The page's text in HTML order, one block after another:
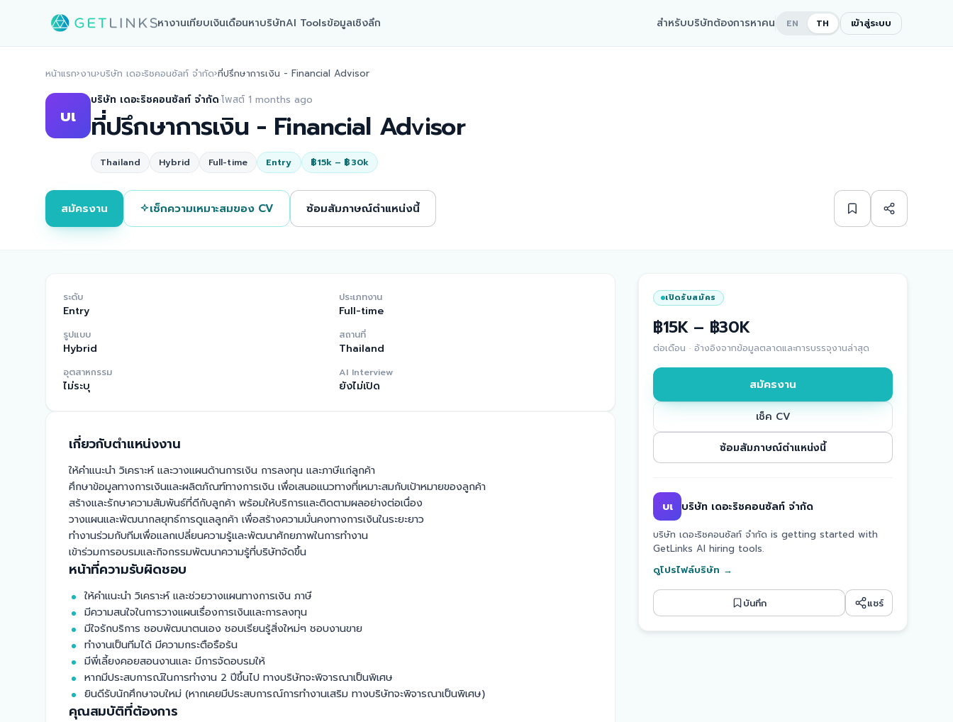
หางานเทียบเงินเดือนหาบริษัทAI Toolsข้อมูลเชิงลึก สำหรับบริษัทต้องการหาคน EN TH เข้าสู่ระบบ
หน้าแรก›งาน›บริษัท เดอะริชคอนซัลท์ จำกัด›ที่ปรึกษาการเงิน - Financial Advisor
บเ
บริษัท เดอะริชคอนซัลท์ จำกัด·โพสต์ 1 months ago
ที่ปรึกษาการเงิน - Financial Advisor
Thailand Hybrid Full-time Entry ฿15k – ฿30k
สมัครงาน เช็กความเหมาะสมของ CV ซ้อมสัมภาษณ์ตำแหน่งนี้
ระดับ
Entry
ประเภทงาน
Full-time
รูปแบบ
Hybrid
สถานที่
Thailand
อุตสาหกรรม
ไม่ระบุ
AI Interview
ยังไม่เปิด
เกี่ยวกับตำแหน่งงาน
ให้คำแนะนำ วิเคราะห์ และวางแผนด้านการเงิน การลงทุน และภาษีแก่ลูกค้า
ศึกษาข้อมูลทางการเงินและผลิตภัณฑ์ทางการเงิน เพื่อเสนอแนวทางที่เหมาะสมกับเป้าหมายของลูกค้า
สร้างและรักษาความสัมพันธ์ที่ดีกับลูกค้า พร้อมให้บริการและติดตามผลอย่างต่อเนื่อง
วางแผนและพัฒนากลยุทธ์การดูแลลูกค้า เพื่อสร้างความมั่นคงทางการเงินในระยะยาว
ทำงานร่วมกับทีมเพื่อแลกเปลี่ยนความรู้และพัฒนาศักยภาพในการทำงาน
เข้าร่วมการอบรมและกิจกรรมพัฒนาความรู้ที่บริษัทจัดขึ้น
หน้าที่ความรับผิดชอบ
ให้คำแนะนำ ​วิเคราะห์ และช่วยวางแผนทางการเงิน ภาษี
มีความสนใจในการวางแผนเรื่องการเงินและการลงทุน
มีใจรักบริการ ชอบพัฒนาตนเอง ชอบเรียนรู้สิ่งใหม่ๆ ชอบงานขาย
ทำงานเป็นทีมได้ มีความกระตือรือร้น
มีพี่เลี้ยงคอยสอนงานและ มีการจัดอบรมให้
หากมีประสบการณ์ในการทำงาน 2 ปีขึ้นไป ทางบริษัทจะพิจารณาเป็นพิเศษ
ยินดีรับนักศึกษาจบใหม่ (หากเคยมีประสบการณ์การทำงานเสริม ทางบริษัทจะพิจารณาเป็นพิเศษ)
คุณสมบัติที่ต้องการ
เปิดรับสมัคร
฿15K – ฿30K
ต่อเดือน · อ้างอิงจากข้อมูลตลาดและการบรรจุงานล่าสุด
สมัครงาน
เช็ค CV
ซ้อมสัมภาษณ์ตำแหน่งนี้
บเ บริษัท เดอะริชคอนซัลท์ จำกัด
บริษัท เดอะริชคอนซัลท์ จำกัด is getting started with
GetLinks AI hiring tools.
ดูโปรไฟล์บริษัท →
บันทึก แชร์